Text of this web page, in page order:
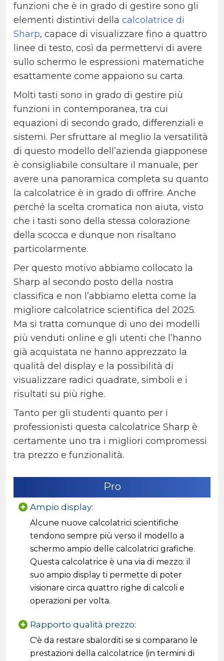
funzioni che è in grado di gestire sono gli
elementi distintivi della calcolatrice di
Sharp, capace di visualizzare fino a quattro
linee di testo, così da permettervi di avere
sullo schermo le espressioni matematiche
esattamente come appaiono su carta.
Molti tasti sono in grado di gestire più
funzioni in contemporanea, tra cui
equazioni di secondo grado, differenziali e
sistemi. Per sfruttare al meglio la versatilità
di questo modello dell’azienda giapponese
è consigliabile consultare il manuale, per
avere una panoramica completa su quanto
la calcolatrice è in grado di offrire. Anche
perché la scelta cromatica non aiuta, visto
che i tasti sono della stessa colorazione
della scocca e dunque non risaltano
particolarmente.
Per questo motivo abbiamo collocato la
Sharp al secondo posto della nostra
classifica e non l’abbiamo eletta come la
migliore calcolatrice scientifica del 2025.
Ma si tratta comunque di uno dei modelli
più venduti online e gli utenti che l’hanno
già acquistata ne hanno apprezzato la
qualità del display e la possibilità di
visualizzare radici quadrate, simboli e i
risultati su più righe.
Tanto per gli studenti quanto per i
professionisti questa calcolatrice Sharp è
certamente uno tra i migliori compromessi
tra prezzo e funzionalità.
Pro
Ampio display:
Alcune nuove calcolatrici scientifiche
tendono sempre più verso il modello a
schermo ampio delle calcolatrici grafiche.
Questa calcolatrice è una via di mezzo: il
suo ampio display ti permette di poter
visionare circa quattro righe di calcoli e
operazioni per volta.
Rapporto qualità prezzo:
C'è da restare sbalorditi se si comparano le
prestazioni della calcolatrice (in termini di